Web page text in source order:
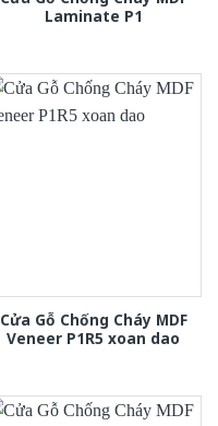
Laminate P1
Cửa Gỗ Chống Cháy MDF
Veneer P1R5 xoan dao